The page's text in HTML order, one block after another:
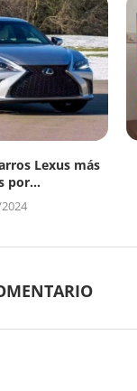
Lexus más
por...